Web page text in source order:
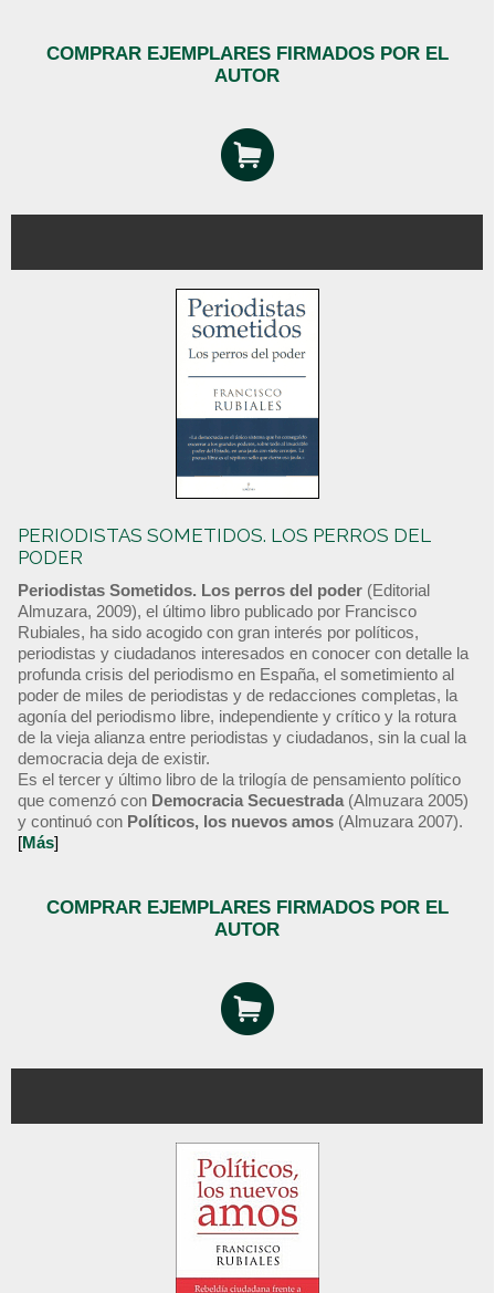
COMPRAR EJEMPLARES FIRMADOS POR EL
AUTOR
PERIODISTAS SOMETIDOS. LOS PERROS DEL
PODER
Periodistas Sometidos. Los perros del poder (Editorial
Almuzara, 2009), el último libro publicado por Francisco
Rubiales, ha sido acogido con gran interés por políticos,
periodistas y ciudadanos interesados en conocer con detalle la
profunda crisis del periodismo en España, el sometimiento al
poder de miles de periodistas y de redacciones completas, la
agonía del periodismo libre, independiente y crítico y la rotura
de la vieja alianza entre periodistas y ciudadanos, sin la cual la
democracia deja de existir.
Es el tercer y último libro de la trilogía de pensamiento político
que comenzó con Democracia Secuestrada (Almuzara 2005)
y continuó con Políticos, los nuevos amos (Almuzara 2007).
[Más]
COMPRAR EJEMPLARES FIRMADOS POR EL
AUTOR